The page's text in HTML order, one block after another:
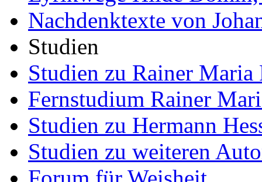
Nachdenktexte von
Studien
Studien zu Rainer Maria
Fernstudium Rainer
Studien zu Hermann
Studien zu weiteren